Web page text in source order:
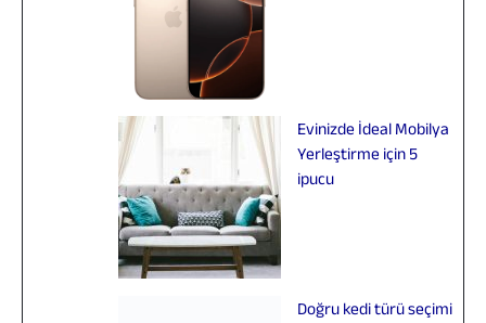
Evinizde İdeal Mobilya
Yerleştirme için 5
ipucu
Doğru kedi türü seçimi